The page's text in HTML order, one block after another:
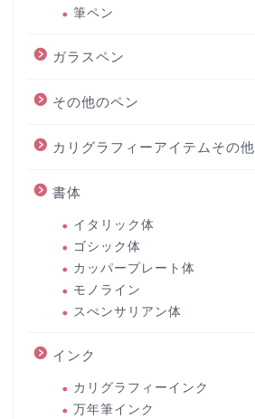
筆ペン
ガラスペン
その他のペン
カリグラフィーアイテムその他
書体
イタリック体
ゴシック体
カッパープレート体
モノライン
スぺンサリアン体
インク
カリグラフィーインク
万年筆インク